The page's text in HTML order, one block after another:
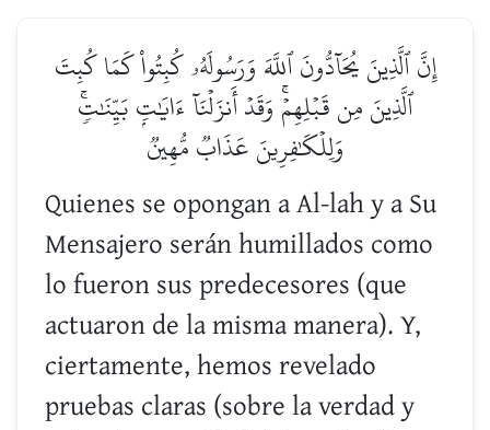
إِنَّ ٱلَّذِينَ يُحَآدُّونَ ٱللَّهَ وَرَسُولَهُۥ كُبِتُواْ كَمَا كُبِتَ
ٱلَّذِينَ مِن قَبۡلِهِمۡۚ وَقَدۡ أَنزَلۡنَآ ءَايَٰتِۭ بَيِّنَٰتٖۚ
وَلِلۡكَٰفِرِينَ عَذَابٞ مُّهِينٞ
Quienes se opongan a Al-lah y a Su
Mensajero serán humillados como
lo fueron sus predecesores (que
actuaron de la misma manera). Y,
ciertamente, hemos revelado
pruebas claras (sobre la verdad y